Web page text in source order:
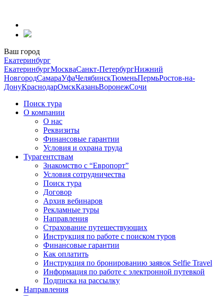
содержанию
Ваш город
Екатеринбург
ЕкатеринбургМоскваСанкт-ПетербургНижний
НовгородСамараУфаЧелябинскТюменьПермьРостов-на-
ДонуКраснодарОмскКазаньВоронежСочи
Поиск тура
О компании
О нас
Реквизиты
Финансовые гарантии
Условия и охрана труда
Турагентствам
Знакомство с “Европорт”
Условия сотрудничества
Поиск тура
Договор
Архив вебинаров
Рекламные туры
Направления
Страхование путешествующих
Инструкция по работе с поиском туров
Финансовые гарантии
Как оплатить
Инструкция по бронированию заявок Selfie Travel
Информация по работе с электронной путевкой
Подписка на рассылку
Направления